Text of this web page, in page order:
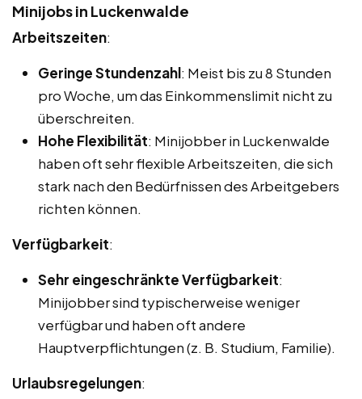
Minijobs in Luckenwalde
Arbeitszeiten:
Geringe Stundenzahl: Meist bis zu 8 Stunden
pro Woche, um das Einkommenslimit nicht zu
überschreiten.
Hohe Flexibilität: Minijobber in Luckenwalde
haben oft sehr flexible Arbeitszeiten, die sich
stark nach den Bedürfnissen des Arbeitgebers
richten können.
Verfügbarkeit:
Sehr eingeschränkte Verfügbarkeit:
Minijobber sind typischerweise weniger
verfügbar und haben oft andere
Hauptverpflichtungen (z. B. Studium, Familie).
Urlaubsregelungen: